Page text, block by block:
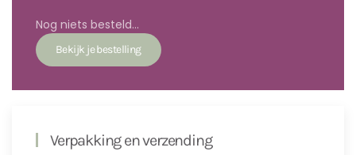
Nog niets besteld...
Verpakking en verzending